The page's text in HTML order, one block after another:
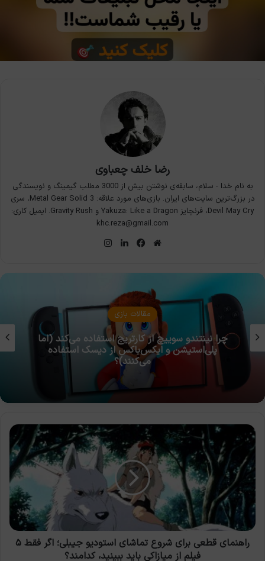
رضا خلف چعباوی
به نام خدا - سلام، سابقه‌ی نوشتن بیش از 3000 مطلب گیمینگ و نویسندگی
در بزرگ‌ترین سایت‌های ایران. بازی‌های مورد علاقه: Metal Gear Solid 3، سری
Devil May Cry، فرنچایز Yakuza: Like a Dragon و Gravity Rush. ایمیل کاری:
khc.reza@gmail.com
وبسایت
فیس
لینکدین
مقالات بازی
چرا نینتندو سوییچ از کارتریج استفاده می‌کند (اما
پلی‌استیشن و ایکس‌باکس از دیسک استفاده
می‌کنند)؟
راهنمای
قطعی
برای
شروع
تماشای
استودیو
جیبلی؛
اگر
فقط
راهنمای قطعی برای شروع تماشای استودیو جیبلی؛ اگر فقط ۵
فیلم از میازاکی باید ببینید، کدامند؟